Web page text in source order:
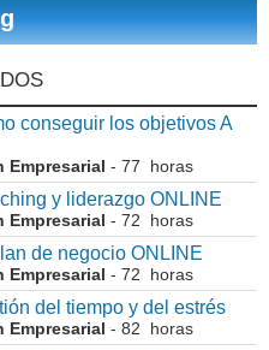
conseguir los objetivos A
Empresarial - 77 horas
y liderazgo ONLINE
Empresarial - 72 horas
de negocio ONLINE
Empresarial - 72 horas
del tiempo y del estrés
Empresarial - 82 horas